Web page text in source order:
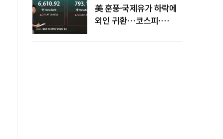
美 훈풍·국제유가 하락에
외인 귀환…코스피·